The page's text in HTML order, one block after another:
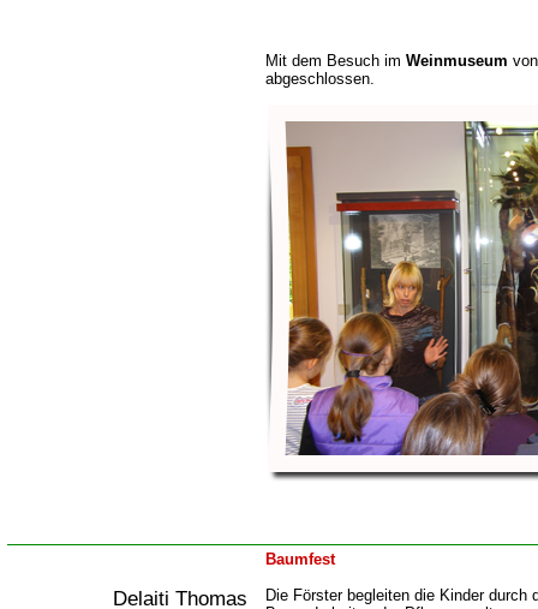
Mit dem Besuch im Weinmuseum
abgeschlossen.
Baumfest
Delaiti Thomas
Die Förster begleiten die Kinder durch